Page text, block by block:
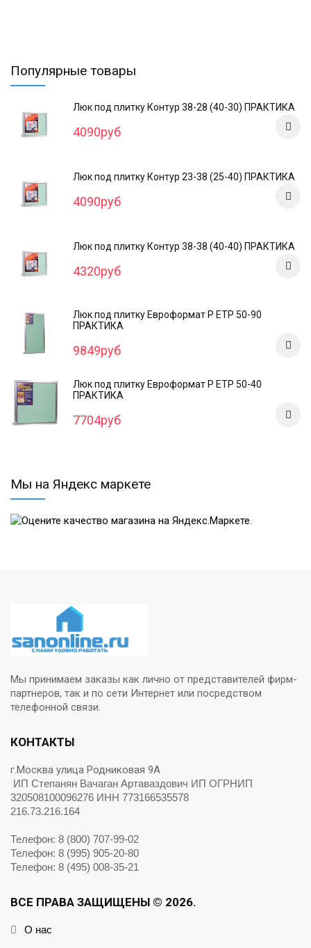
Популярные товары
Люк под плитку Контур 38-28 (40-30) ПРАКТИКА
4090руб
Люк под плитку Контур 23-38 (25-40) ПРАКТИКА
4090руб
Люк под плитку Контур 38-38 (40-40) ПРАКТИКА
4320руб
Люк под плитку Евроформат Р ЕТР 50-90
ПРАКТИКА
9849руб
Люк под плитку Евроформат Р ЕТР 50-40
ПРАКТИКА
7704руб
Мы на Яндекс маркете
Мы принимаем заказы как лично от представителей фирм-
партнеров, так и по сети Интернет или посредством
телефонной связи.
КОНТАКТЫ
г.Москва улица Родниковая 9А
ИП Степанян Вачаган Артаваздович ИП ОГРНИП
320508100096276 ИНН 773166535578
216.73.216.164
Телефон: 8 (800) 707-99-02
Телефон: 8 (995) 905-20-80
Телефон: 8 (495) 008-35-21
ВСЕ ПРАВА ЗАЩИЩЕНЫ © 2026.
О нас